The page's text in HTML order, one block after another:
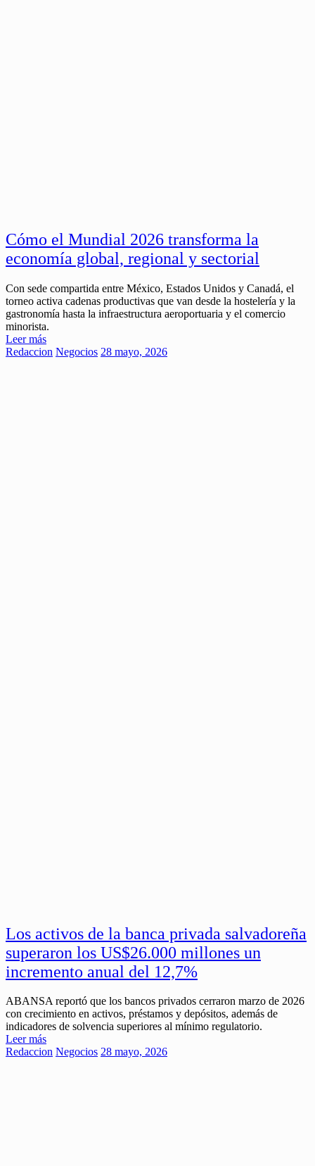
Cómo el Mundial 2026 transforma la
economía global, regional y sectorial
Con sede compartida entre México, Estados Unidos y Canadá, el
torneo activa cadenas productivas que van desde la hostelería y la
gastronomía hasta la infraestructura aeroportuaria y el comercio
minorista.
Leer más
Redaccion Negocios 28 mayo, 2026
Los activos de la banca privada salvadoreña
superaron los US$26.000 millones un
incremento anual del 12,7%
ABANSA reportó que los bancos privados cerraron marzo de 2026
con crecimiento en activos, préstamos y depósitos, además de
indicadores de solvencia superiores al mínimo regulatorio.
Leer más
Redaccion Negocios 28 mayo, 2026